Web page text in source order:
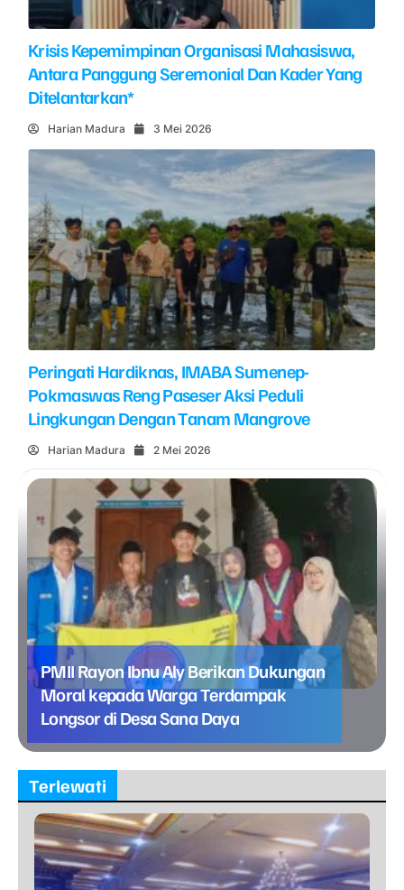
Krisis Kepemimpinan Organisasi Mahasiswa,
Antara Panggung Seremonial Dan Kader Yang
Ditelantarkan*
Harian Madura 3 Mei 2026
Peringati Hardiknas, IMABA Sumenep-
Pokmaswas Reng Paseser Aksi Peduli
Lingkungan Dengan Tanam Mangrove
Harian Madura 2 Mei 2026
PMII Rayon Ibnu Aly Berikan Dukungan
Moral kepada Warga Terdampak
Longsor di Desa Sana Daya
Terlewati